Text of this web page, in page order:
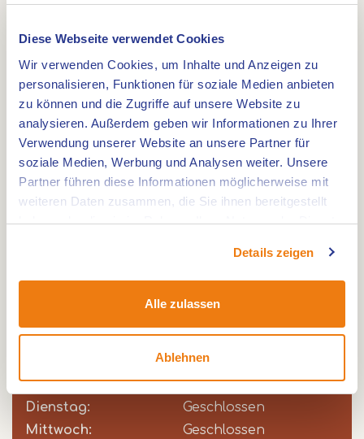
Diese Webseite verwendet Cookies
Wir verwenden Cookies, um Inhalte und Anzeigen zu
personalisieren, Funktionen für soziale Medien anbieten
zu können und die Zugriffe auf unsere Website zu
analysieren. Außerdem geben wir Informationen zu Ihrer
Verwendung unserer Website an unsere Partner für
soziale Medien, Werbung und Analysen weiter. Unsere
Partner führen diese Informationen möglicherweise mit
weiteren Daten zusammen, die Sie ihnen bereitgestellt
haben oder die sie im Rahmen Ihrer Nutzung der Dienste
Details zeigen
Alle zulassen
Ablehnen
Die Mühle hat einige Male ihren Besitzer
gewechselt. Verschiedene Teile wurden
ausgewechselt oder modernisiert. 1987 wurde ‘De
Molenstichting Maasbracht’ errichtet, um die
Mühle vollständig in den alten Stand
zurückzubringen. Die Mühle ist jeden Samstag
von 13.00-16.00 Uhr geöffnet. Vom 1. April bis zum 1.
Oktober ist sie auch Donnerstags von 13.00-16.00
Uhr geöffnet.
Öffnungszeiten
Öffnungszeiten November - März
slot
Geschlossen
Montag:
Geschlossen
Dienstag:
Geschlossen
Mittwoch:
Geschlossen